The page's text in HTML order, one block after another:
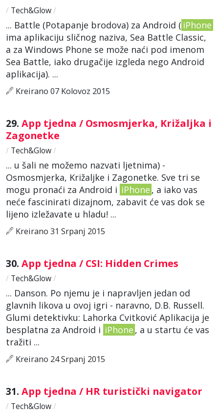
/ Tech&Glow/
... Battle (Potapanje brodova) za Android ( iPhone
ima aplikaciju sličnog naziva, Sea Battle Classic,
a za Windows Phone se može naći pod imenom
Sea Battle, iako drugačije izgleda nego Android
aplikacija). ...
Kreirano 07 Kolovoz 2015
29. App tjedna / Osmosmjerka, Križaljka i
Zagonetke
/ Tech&Glow/
... u šali ne možemo nazvati ljetnima) -
Osmosmjerka, Križaljke i Zagonetke. Sve tri se
mogu pronaći za Android i iPhone , a iako vas
neće fascinirati dizajnom, zabavit će vas dok se
lijeno izležavate u hladu! ...
Kreirano 31 Srpanj 2015
30. App tjedna / CSI: Hidden Crimes
/ Tech&Glow/
... Danson. Po njemu je i napravljen jedan od
glavnih likova u ovoj igri - naravno, D.B. Russell.
Glumi detektivku: Lahorka Cvitković Aplikacija je
besplatna za Android i iPhone , a u startu će vas
tražiti ...
Kreirano 24 Srpanj 2015
31. App tjedna / HR turistički navigator
/ Tech&Glow/